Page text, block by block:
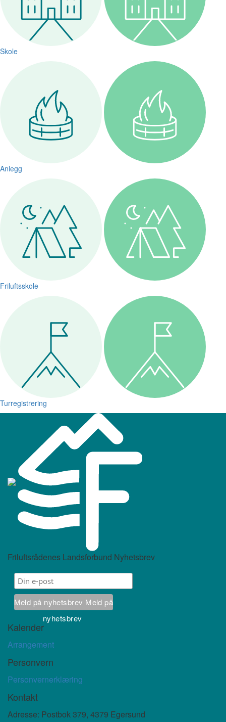
Skole
Anlegg
Friluftsskole
Turregistrering
Friluftsrådenes Landsforbund Nyhetsbrev
Meld på nyhetsbrev Meld på
nyhetsbrev
Kalender
Arrangement
Personvern
Personvernerklæring
Kontakt
Adresse: Postbok 379, 4379 Egersund